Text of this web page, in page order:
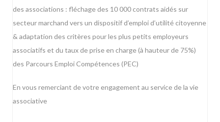
des associations : fléchage des 10 000 contrats aidés sur
secteur marchand vers un dispositif d’emploi d’utilité citoyenne
& adaptation des critères pour les plus petits employeurs
associatifs et du taux de prise en charge (à hauteur de 75%)
des Parcours Emploi Compétences (PEC)
En vous remerciant de votre engagement au service de la vie
associative